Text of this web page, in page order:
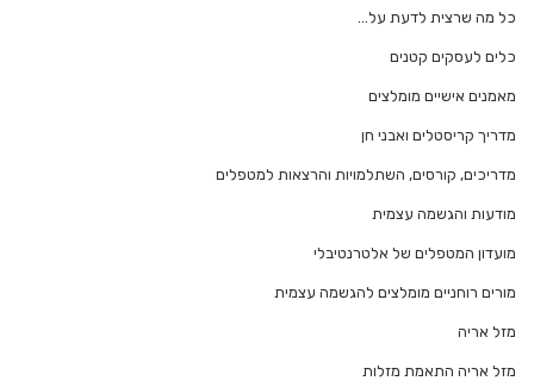
כל מה שרצית לדעת על…
כלים לעסקים קטנים
מאמנים אישיים מומלצים
מדריך קריסטלים ואבני חן
מדריכים, קורסים, השתלמויות והרצאות למטפלים
מודעות והגשמה עצמית
מועדון המטפלים של אלטרנטיבלי
מורים רוחניים מומלצים להגשמה עצמית
מזל אריה
מזל אריה התאמת מזלות